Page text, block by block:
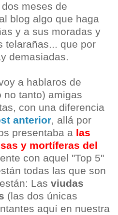
meses de
blog algo que haga
y a sus moradas y
telarañas... que por
demasiadas.
a hablaros de
no tanto) amigas
con una diferencia
anterior, allá por
presentaba a las
y mortíferas del
con aquel "Top 5"
todas las que son
Las viudas
(las dos únicas
aquí en nuestra